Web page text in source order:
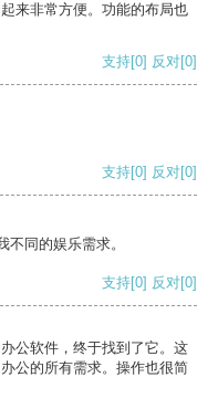
来非常方便。功能的布局也
支持[0] 反对[0]
支持[0] 反对[0]
同的娱乐需求。
支持[0] 反对[0]
公软件，终于找到了它。这
公的所有需求。操作也很简